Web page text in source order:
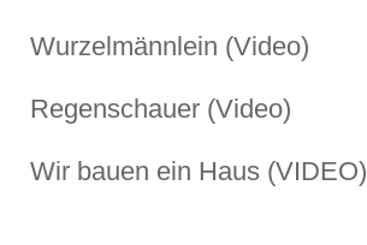
Wurzelmännlein (Video)
Regenschauer (Video)
Wir bauen ein Haus (VIDEO)